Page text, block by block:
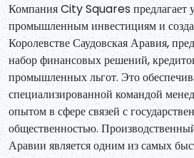
Компания City Squares предлагает
промышленным инвестициям и
Королевстве Саудовская Аравия,
набор финансовых решений,
промышленных льгот. Это
специализированной командой
опытом в сфере связей с
общественностью.
Аравии является одним из самых